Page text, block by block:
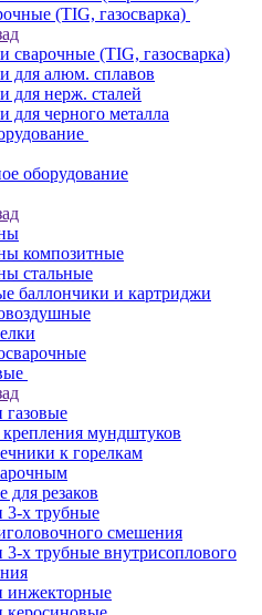
(TIG, газосварка)
сварочные (TIG, газосварка)
для алюм. сплавов
для нерж. сталей
для черного металла
оборудование
композитные
стальные
баллончики и картриджи
газовые
мундштуков
к горелкам
для резаков
3-х трубные
смешения
3-х трубные внутрисоплового
инжекторные